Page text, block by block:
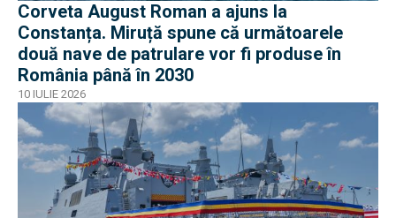
Corveta August Roman a ajuns la
Constanța. Miruță spune că următoarele
două nave de patrulare vor fi produse în
România până în 2030
10 IULIE 2026